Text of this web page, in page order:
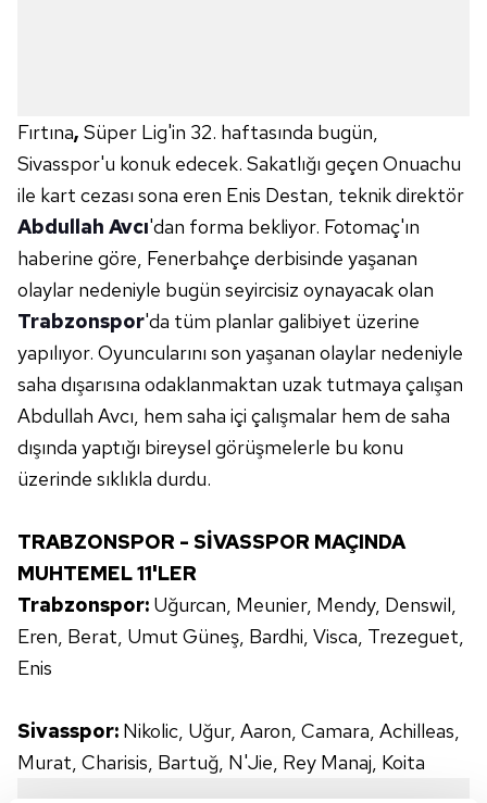
Fırtına, Süper Lig'in 32. haftasında bugün,
Sivasspor'u konuk edecek. Sakatlığı geçen Onuachu
ile kart cezası sona eren Enis Destan, teknik direktör
Abdullah Avcı'dan forma bekliyor. Fotomaç'ın
haberine göre, Fenerbahçe derbisinde yaşanan
olaylar nedeniyle bugün seyircisiz oynayacak olan
Trabzonspor'da tüm planlar galibiyet üzerine
yapılıyor. Oyuncularını son yaşanan olaylar nedeniyle
saha dışarısına odaklanmaktan uzak tutmaya çalışan
Abdullah Avcı, hem saha içi çalışmalar hem de saha
dışında yaptığı bireysel görüşmelerle bu konu
üzerinde sıklıkla durdu.
TRABZONSPOR - SİVASSPOR MAÇINDA
MUHTEMEL 11'LER
Trabzonspor: Uğurcan, Meunier, Mendy, Denswil,
Eren, Berat, Umut Güneş, Bardhi, Visca, Trezeguet,
Enis
Sivasspor: Nikolic, Uğur, Aaron, Camara, Achilleas,
Murat, Charisis, Bartuğ, N'Jie, Rey Manaj, Koita